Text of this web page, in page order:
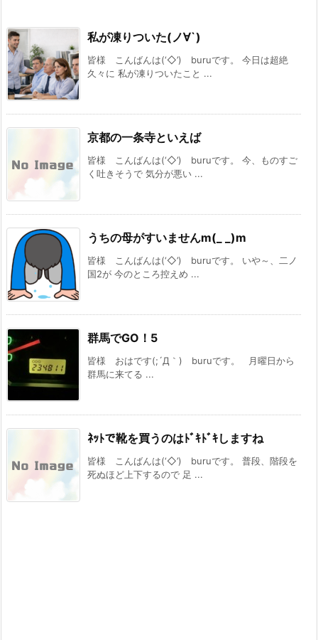
私が凍りついた(ノ∀`)
皆様 こんばんは(‘◇’)ゞburuです。 今日は超絶
久々に 私が凍りついたこと ...
京都の一条寺といえば
皆様 こんばんは(‘◇’)ゞburuです。 今、ものすご
く吐きそうで 気分が悪い ...
うちの母がすいませんm(_ _)m
皆様 こんばんは(‘◇’)ゞburuです。 いや～、二ノ
国2が 今のところ控えめ ...
群馬でGO！5
皆様 おはです(;´Д｀)ゞburuです。 月曜日から
群馬に来てる ...
ﾈｯﾄで靴を買うのはﾄﾞｷﾄﾞｷしますね
皆様 こんばんは(‘◇’)ゞburuです。 普段、階段を
死ぬほど上下するので 足 ...